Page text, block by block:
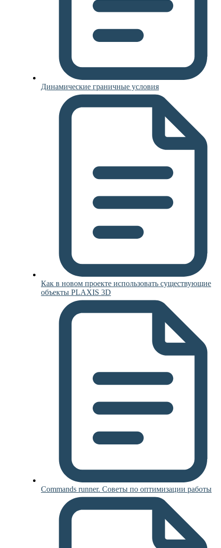
Динамические граничные условия
Как в новом проекте использовать существующие
объекты PLAXIS 3D
Commands runner. Советы по оптимизации работы